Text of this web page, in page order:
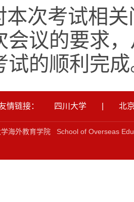
本次考试相
会议的要求
试的顺利完
情链接： 四川大学 北
海外教育学院 School of Overseas